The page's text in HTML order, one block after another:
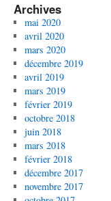
Archives
mai 2020
avril 2020
mars 2020
décembre 2019
avril 2019
mars 2019
février 2019
octobre 2018
juin 2018
mars 2018
février 2018
décembre 2017
novembre 2017